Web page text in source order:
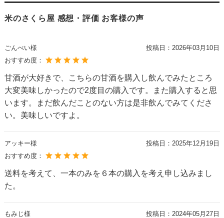
米のさくら屋 感想・評価 お客様の声
ごんべい様 投稿日： 2026年03月10日
おすすめ度：
甘酒が大好きで、こちらの甘酒を購入し飲んでみたところ
大変美味しかったので2度目の購入です。また購入すると思
います。まだ飲んだことのない方は是非飲んでみてくださ
い。美味しいですよ。
アッキー様 投稿日： 2025年12月19日
おすすめ度：
送料を考えて、一本のみを６本の購入を考え申し込みまし
た。
もみじ様 投稿日： 2024年05月27日